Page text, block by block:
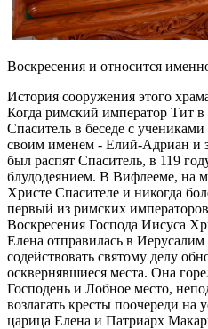
Воскресения и относится
История сооружения этого
Когда римский император Тит в
Спаситель в беседе с
своим именем - Елий-Адриан и
был распят Спаситель, в 119
блудодеянием. В Вифлееме, на
Христе Спасителе и никогда
первый из римских
Воскресения Господа Иисуса
Елена отправилась в
содействовать святому делу
осквернявшиеся места. Она
Господень и Лобное место,
возлагать кресты поочереди
царица Елена и Патриарх